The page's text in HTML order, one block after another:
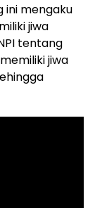
ini mengaku
jiwa
tentang
jiwa